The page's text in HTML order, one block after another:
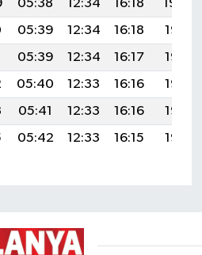
05:38 12:34 16:18
19:20
05:39 12:34 16:18
19:19
05:39 12:34 16:17
19:18
05:40 12:33 16:16
19:16
05:41 12:33 16:16
19:15
05:42 12:33 16:15 19:14